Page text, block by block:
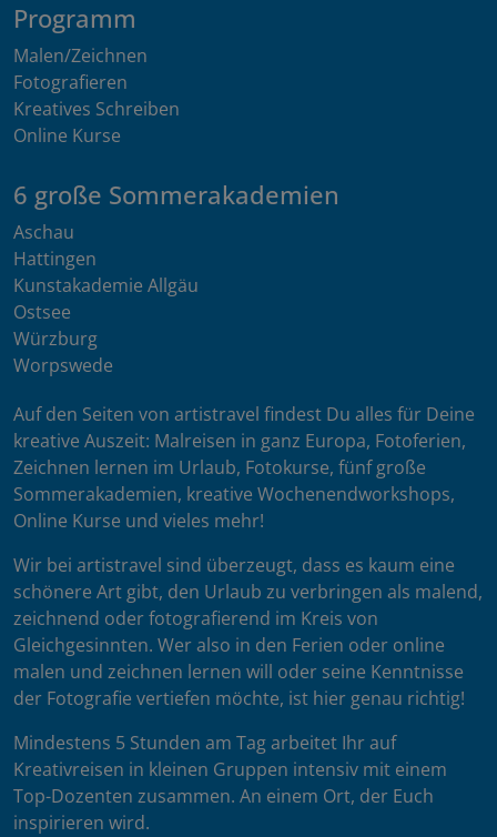
Programm
Malen/Zeichnen
Fotografieren
Kreatives Schreiben
Online Kurse
6 große Sommerakademien
Aschau
Hattingen
Kunstakademie Allgäu
Ostsee
Würzburg
Worpswede
Auf den Seiten von artistravel findest Du alles für Deine
kreative Auszeit: Malreisen in ganz Europa, Fotoferien,
Zeichnen lernen im Urlaub, Fotokurse, fünf große
Sommerakademien, kreative Wochenendworkshops,
Online Kurse und vieles mehr!
Wir bei artistravel sind überzeugt, dass es kaum eine
schönere Art gibt, den Urlaub zu verbringen als malend,
zeichnend oder fotografierend im Kreis von
Gleichgesinnten. Wer also in den Ferien oder online
malen und zeichnen lernen will oder seine Kenntnisse
der Fotografie vertiefen möchte, ist hier genau richtig!
Mindestens 5 Stunden am Tag arbeitet Ihr auf
Kreativreisen in kleinen Gruppen intensiv mit einem
Top-Dozenten zusammen. An einem Ort, der Euch
inspirieren wird.